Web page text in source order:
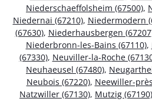
Niederschaeffolsheim (67500),
Niedernai (67210), Niedermodern
(67630), Niederhausbergen
Niederbronn-les-Bains (67110),
(67330), Neuviller-la-Roche
Neuhaeusel (67480),
Neubois (67220), Neewiller-
Natzwiller (67130), Mutzig (67190)